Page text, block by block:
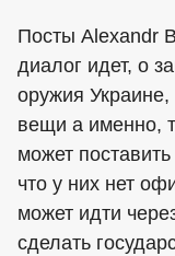
Посты Alexandr
диалог идет, о
оружия
вещи а именно,
может
что у них нет
может идти
сделать